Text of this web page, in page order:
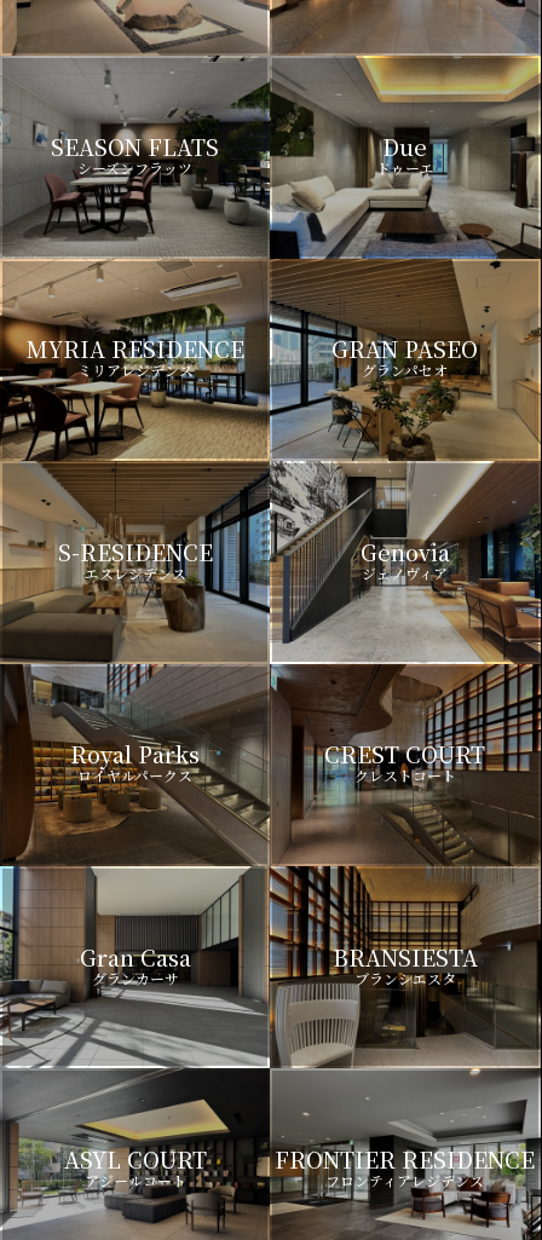
SEASON FLATS
シーズンフラッツ
Due
ドゥーエ
MYRIA RESIDENCE
ミリアレジデンス
GRAN PASEO
グランパセオ
S-RESIDENCE
エスレジデンス
Genovia
ジェノヴィア
Royal Parks
ロイヤルパークス
CREST COURT
クレストコート
Gran Casa
グランカーサ
BRANSIESTA
ブランシエスタ
ASYL COURT
アジールコート
FRONTIER RESIDENCE
フロンティアレジデンス